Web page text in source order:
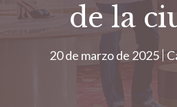
de la
20 de marzo de 2025